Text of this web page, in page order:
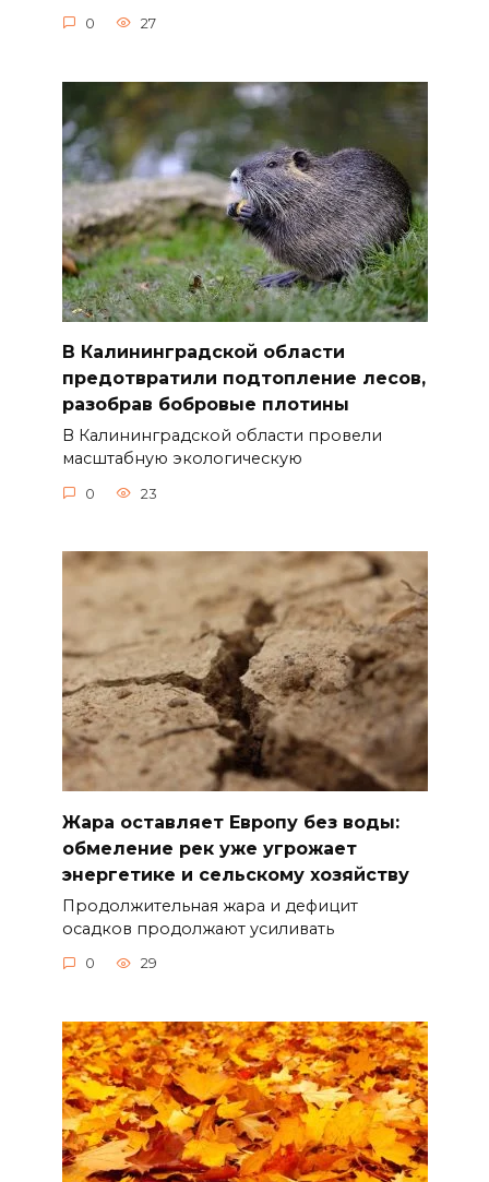
0 27
В Калининградской области
предотвратили подтопление лесов,
разобрав бобровые плотины
В Калининградской области провели
масштабную экологическую
0 23
Жара оставляет Европу без воды:
обмеление рек уже угрожает
энергетике и сельскому хозяйству
Продолжительная жара и дефицит
осадков продолжают усиливать
0 29